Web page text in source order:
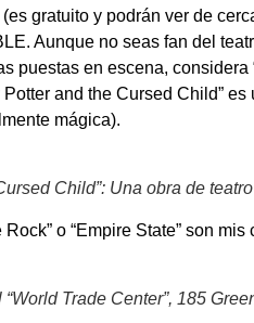
(es gratuito y podrán ver de
Aunque no seas fan del
puestas en escena,
and the Cursed Child”
mágica).
Child”: Una obra de
Rock” o “Empire State” son
“World Trade Center”, 185